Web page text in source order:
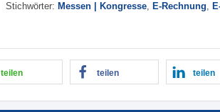
Stichwörter: Messen | Kongresse, E-Rechnung,
teilen teilen teilen